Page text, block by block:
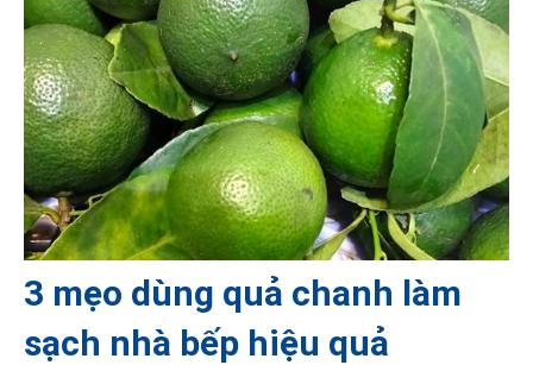
3 mẹo dùng quả chanh làm
sạch nhà bếp hiệu quả